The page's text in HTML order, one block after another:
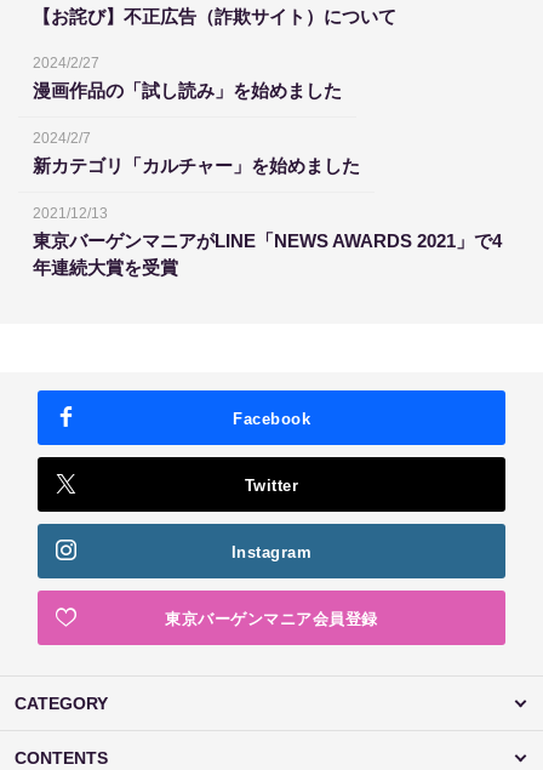
【お詫び】不正広告（詐欺サイト）について
2024/2/27
漫画作品の「試し読み」を始めました
2024/2/7
新カテゴリ「カルチャー」を始めました
2021/12/13
東京バーゲンマニアがLINE「NEWS AWARDS 2021」で4
年連続大賞を受賞
Facebook
Twitter
Instagram
東京バーゲンマニア会員登録
CATEGORY
CONTENTS